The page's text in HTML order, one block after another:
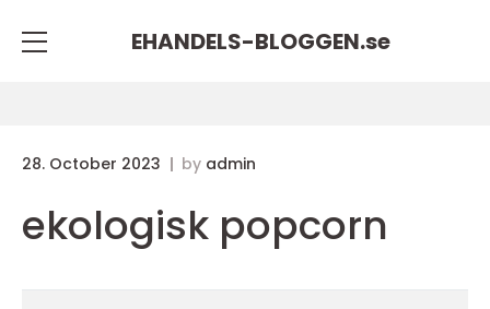
EHANDELS-BLOGGEN.se
28. October 2023 by admin
ekologisk popcorn